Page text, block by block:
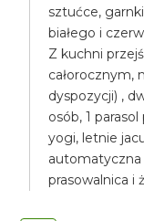
sztućce,
białego i
Z kuchni
całorocznym,
dyspozycji) ,
osób, 1
yogi, letnie
automatyczna
prasowalnica i